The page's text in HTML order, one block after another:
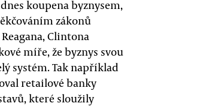
koupena byznysem,
zákonů
Clintona
míře, že byznys svou
systém. Tak například
retailové banky
které sloužily